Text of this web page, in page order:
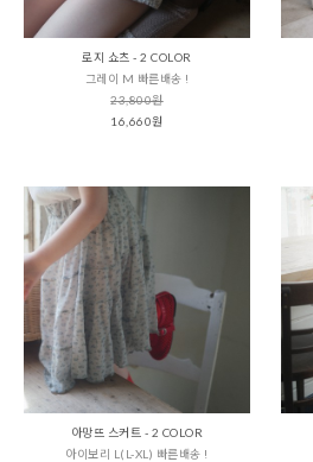
로지 쇼츠 - 2 COLOR
그레이 M 빠른배송 !
23,800원
16,660원
아망뜨 스커트 - 2 COLOR
아이보리 L(L-XL) 빠른배송 !